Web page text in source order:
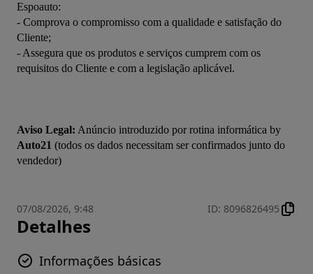
Espoauto:
- Comprova o compromisso com a qualidade e satisfação do
Cliente;
- Assegura que os produtos e serviços cumprem com os
requisitos do Cliente e com a legislação aplicável.
Aviso Legal:
Auto21 (todos os dados necessitam ser confirmados junto do
07/08/2026, 9:48 ID: 8096826495
Detalhes
Informações básicas